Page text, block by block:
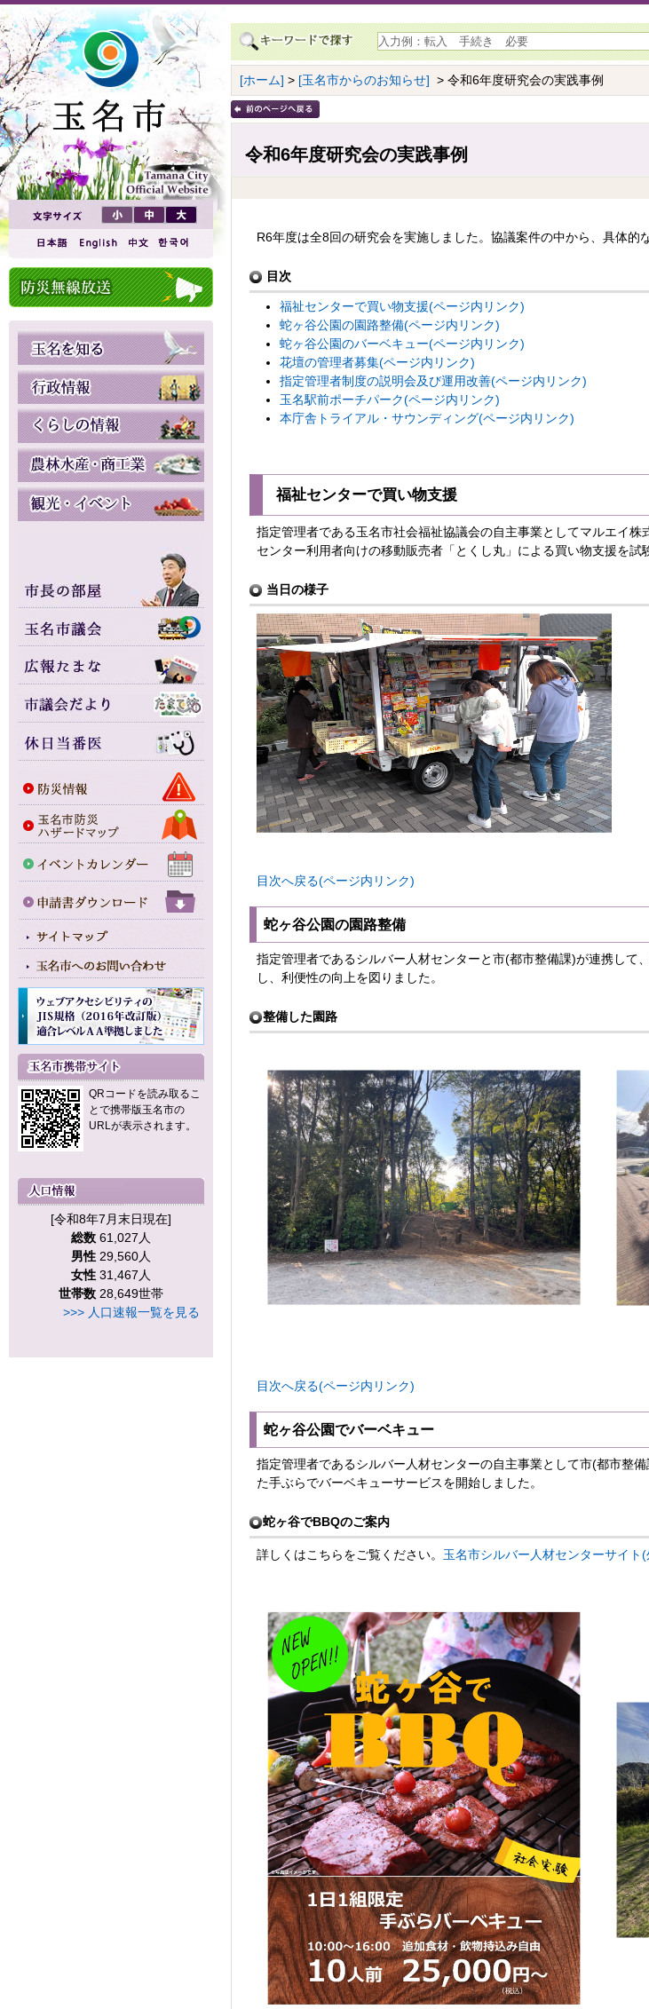
QRコードを読み取るこ
とで携帯版玉名市の
URLが表示されます。
[令和8年7月末日現在]
総数 61,027人
男性 29,560人
女性 31,467人
世帯数 28,649世帯
>>> 人口速報一覧を見る
[ホーム] > [玉名市からのお知らせ] > 令和6年度研究会の実践事例
令和6年度研究会の実践事例
R6年度は全8回の研究会を実施しました。協議案件の中から、具体的
目次
福祉センターで買い物支援(ページ内リンク)
蛇ヶ谷公園の園路整備(ページ内リンク)
蛇ヶ谷公園のバーベキュー(ページ内リンク)
花壇の管理者募集(ページ内リンク)
指定管理者制度の説明会及び運用改善(ページ内リンク)
玉名駅前ポーチパーク(ページ内リンク)
本庁舎トライアル・サウンディング(ページ内リンク)
福祉センターで買い物支援
指定管理者である玉名市社会福祉協議会の自主事業としてマルエイ
センター利用者向けの移動販売者「とくし丸」による買い物支援を試
当日の様子
目次へ戻る(ページ内リンク)
蛇ヶ谷公園の園路整備
指定管理者であるシルバー人材センターと市(都市整備課)が連携して
し、利便性の向上を図りました。
整備した園路
目次へ戻る(ページ内リンク)
蛇ヶ谷公園でバーベキュー
指定管理者であるシルバー人材センターの自主事業として市(都市整
た手ぶらでバーベキューサービスを開始しました。
蛇ヶ谷でBBQのご案内
詳しくはこちらをご覧ください。 玉名市シルバー人材センターサイト